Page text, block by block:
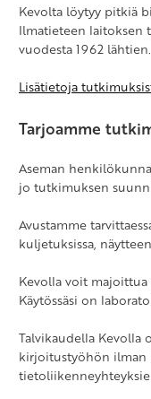
Kevolta löytyy pitkiä
Ilmatieteen laitoksen
vuodesta 1962 lähtien.
Lisätietoja
Tarjoamme
Aseman
jo tutkimuksen
Avustamme
kuljetuksissa,
Kevolla voit
Käytössäsi on
Talvikaudella Kevolla
kirjoitustyöhön